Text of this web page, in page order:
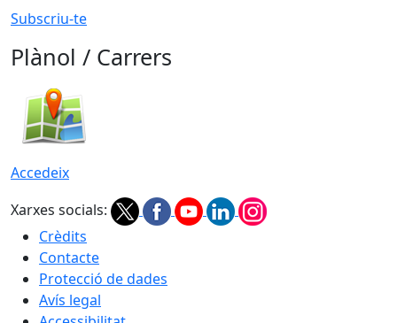
Subscriu-te
Plànol / Carrers
Accedeix
Xarxes socials:
Crèdits
Contacte
Protecció de dades
Avís legal